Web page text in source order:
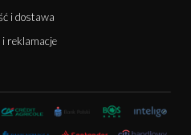
i dostawa
reklamacje